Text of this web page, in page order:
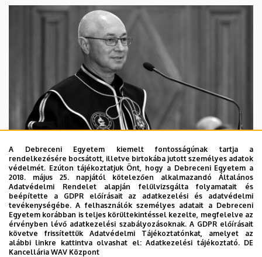
2026. augusztus 5.
Díszdoktorát gyászolja a Debreceni
Egyetem
INTÉZMÉNYI TTK TUDOMÁNY
A Debreceni Egyetem kiemelt fontosságúnak tartja a
rendelkezésére bocsátott, illetve birtokába jutott személyes adatok
védelmét. Ezúton tájékoztatjuk Önt, hogy a Debreceni Egyetem a
2018. május 25. napjától kötelezően alkalmazandó Általános
Adatvédelmi Rendelet alapján felülvizsgálta folyamatait és
beépítette a GDPR előírásait az adatkezelési és adatvédelmi
tevékenységébe. A felhasználók személyes adatait a Debreceni
Egyetem korábban is teljes körültekintéssel kezelte, megfelelve az
érvényben lévő adatkezelési szabályozásoknak. A GDPR előírásait
követve frissítettük Adatvédelmi Tájékoztatónkat, amelyet az
alábbi linkre kattintva olvashat el:Adatkezelési tájékoztató. DE
Kancellária WAV Központ